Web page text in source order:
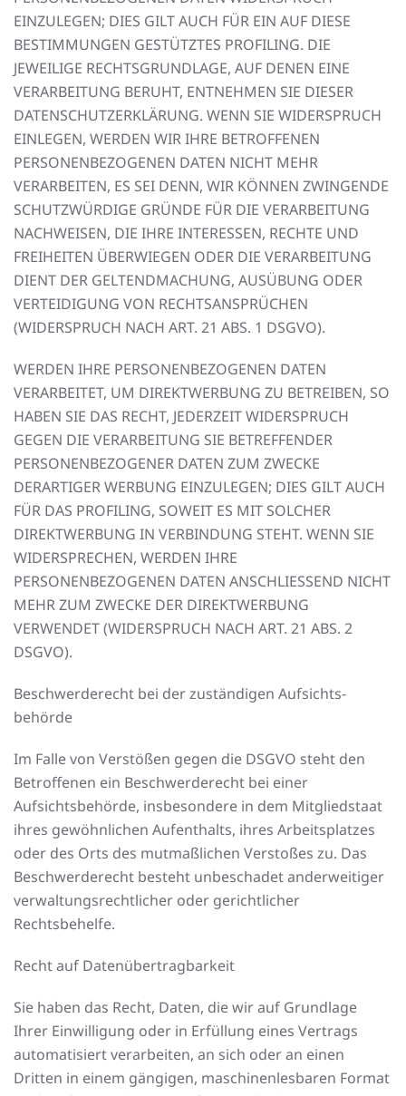
EINZULEGEN; DIES GILT AUCH FÜR EIN AUF DIESE
BESTIMMUNGEN GESTÜTZTES PROFILING. DIE
JEWEILIGE RECHTSGRUNDLAGE, AUF DENEN EINE
VERARBEITUNG BERUHT, ENTNEHMEN SIE DIESER
DATENSCHUTZERKLÄRUNG. WENN SIE WIDERSPRUCH
EINLEGEN, WERDEN WIR IHRE BETROFFENEN
PERSONENBEZOGENEN DATEN NICHT MEHR
VERARBEITEN, ES SEI DENN, WIR KÖNNEN ZWINGENDE
SCHUTZWÜRDIGE GRÜNDE FÜR DIE VERARBEITUNG
NACHWEISEN, DIE IHRE INTERESSEN, RECHTE UND
FREIHEITEN ÜBERWIEGEN ODER DIE VERARBEITUNG
DIENT DER GELTENDMACHUNG, AUSÜBUNG ODER
VERTEIDIGUNG VON RECHTSANSPRÜCHEN
(WIDERSPRUCH NACH ART. 21 ABS. 1 DSGVO).
WERDEN IHRE PERSONENBEZOGENEN DATEN
VERARBEITET, UM DIREKTWERBUNG ZU BETREIBEN, SO
HABEN SIE DAS RECHT, JEDERZEIT WIDERSPRUCH
GEGEN DIE VERARBEITUNG SIE BETREFFENDER
PERSONENBEZOGENER DATEN ZUM ZWECKE
DERARTIGER WERBUNG EINZULEGEN; DIES GILT AUCH
FÜR DAS PROFILING, SOWEIT ES MIT SOLCHER
DIREKTWERBUNG IN VERBINDUNG STEHT. WENN SIE
WIDERSPRECHEN, WERDEN IHRE
PERSONENBEZOGENEN DATEN ANSCHLIESSEND NICHT
MEHR ZUM ZWECKE DER DIREKTWERBUNG
VERWENDET (WIDERSPRUCH NACH ART. 21 ABS. 2
DSGVO).
Beschwerde­recht bei der zuständigen Aufsichts­
behörde
Im Falle von Verstößen gegen die DSGVO steht den
Betroffenen ein Beschwerderecht bei einer
Aufsichtsbehörde, insbesondere in dem Mitgliedstaat
ihres gewöhnlichen Aufenthalts, ihres Arbeitsplatzes
oder des Orts des mutmaßlichen Verstoßes zu. Das
Beschwerderecht besteht unbeschadet anderweitiger
verwaltungsrechtlicher oder gerichtlicher
Rechtsbehelfe.
Recht auf Daten­übertrag­barkeit
Sie haben das Recht, Daten, die wir auf Grundlage
Ihrer Einwilligung oder in Erfüllung eines Vertrags
automatisiert verarbeiten, an sich oder an einen
Dritten in einem gängigen, maschinenlesbaren Format